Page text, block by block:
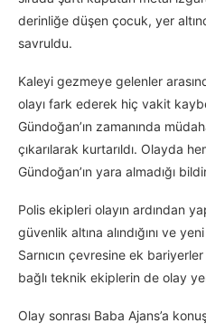
derinliğe düşen çocuk, yer
savruldu.
Kaleyi gezmeye gelenler
olayı fark ederek hiç vakit
Gündoğan’ın zamanında
çıkarılarak kurtarıldı. Olayda
Gündoğan’ın yara almadığı
Polis ekipleri olayın ardından
güvenlik altına alındığını ve
Sarnıcın çevresine ek
bağlı teknik ekiplerin de olay
Olay sonrası Baba Ajans’a